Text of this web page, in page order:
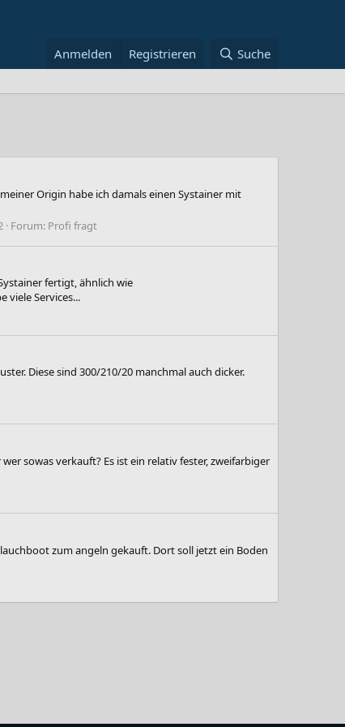
Anmelden Registrieren Suche
Origin habe ich damals einen Systainer mit
Forum: Profi fragt
fertigt, ähnlich wie
Services...
Diese sind 300/210/20 manchmal auch dicker.
sowas verkauft? Es ist ein relativ fester, zweifarbiger
zum angeln gekauft. Dort soll jetzt ein Boden